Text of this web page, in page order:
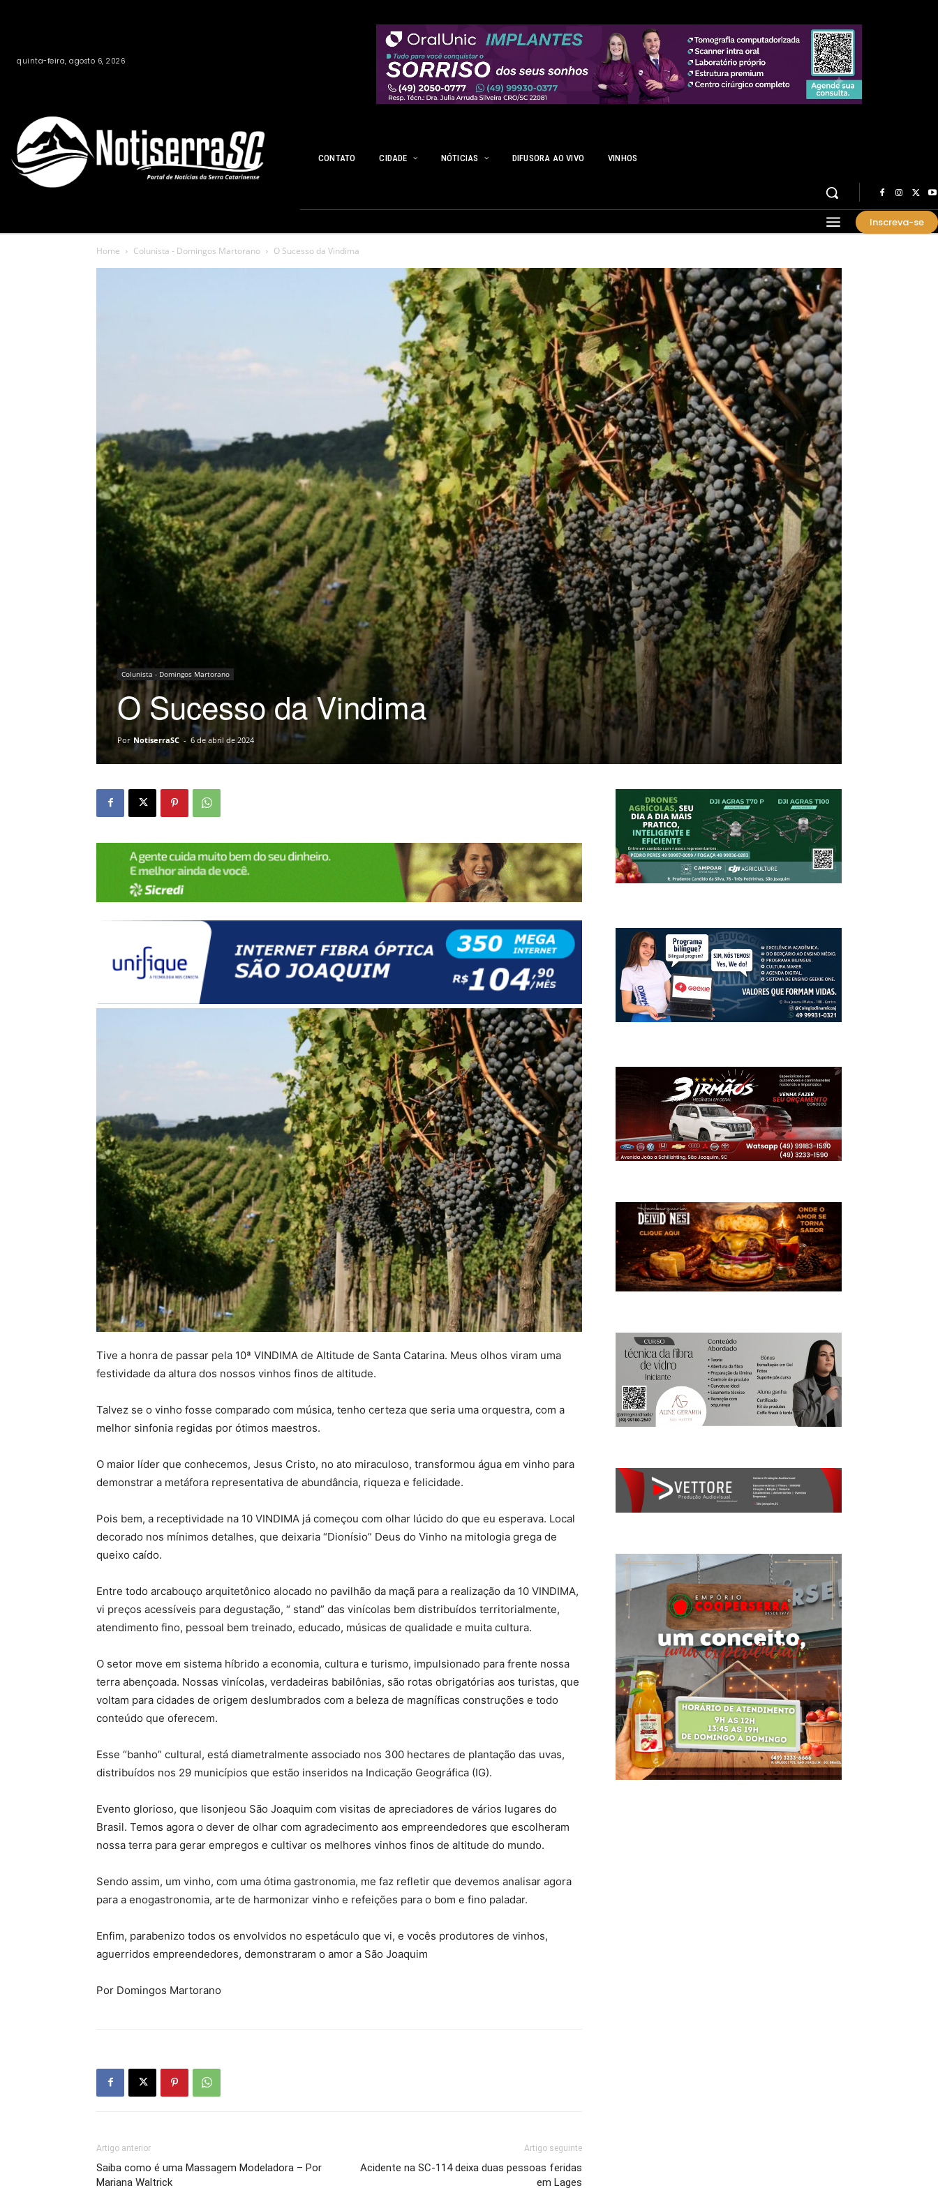
quinta-feira, agosto 6, 2026
CONTATO CIDADE NÓTICIAS DIFUSORA AO VIVO VINHOS
Inscreva-se
Home Colunista - Domingos Martorano O Sucesso da Vindima
Colunista - Domingos Martorano
O Sucesso da Vindima
Por NotiserraSC - 6 de abril de 2024
Tive a honra de passar pela 10ª VINDIMA de Altitude de Santa Catarina. Meus olhos viram uma
festividade da altura dos nossos vinhos finos de altitude.
Talvez se o vinho fosse comparado com música, tenho certeza que seria uma orquestra, com a
melhor sinfonia regidas por ótimos maestros.
O maior líder que conhecemos, Jesus Cristo, no ato miraculoso, transformou água em vinho para
demonstrar a metáfora representativa de abundância, riqueza e felicidade.
Pois bem, a receptividade na 10 VINDIMA já começou com olhar lúcido do que eu esperava. Local
decorado nos mínimos detalhes, que deixaria “Dionísio” Deus do Vinho na mitologia grega de
queixo caído.
Entre todo arcabouço arquitetônico alocado no pavilhão da maçã para a realização da 10 VINDIMA,
vi preços acessíveis para degustação, “ stand” das vinícolas bem distribuídos territorialmente,
atendimento fino, pessoal bem treinado, educado, músicas de qualidade e muita cultura.
O setor move em sistema híbrido a economia, cultura e turismo, impulsionado para frente nossa
terra abençoada. Nossas vinícolas, verdadeiras babilônias, são rotas obrigatórias aos turistas, que
voltam para cidades de origem deslumbrados com a beleza de magníficas construções e todo
conteúdo que oferecem.
Esse “banho” cultural, está diametralmente associado nos 300 hectares de plantação das uvas,
distribuídos nos 29 municípios que estão inseridos na Indicação Geográfica (IG).
Evento glorioso, que lisonjeou São Joaquim com visitas de apreciadores de vários lugares do
Brasil. Temos agora o dever de olhar com agradecimento aos empreendedores que escolheram
nossa terra para gerar empregos e cultivar os melhores vinhos finos de altitude do mundo.
Sendo assim, um vinho, com uma ótima gastronomia, me faz refletir que devemos analisar agora
para a enogastronomia, arte de harmonizar vinho e refeições para o bom e fino paladar.
Enfim, parabenizo todos os envolvidos no espetáculo que vi, e vocês produtores de vinhos,
aguerridos empreendedores, demonstraram o amor a São Joaquim
Por Domingos Martorano
Artigo anterior
Saiba como é uma Massagem Modeladora – Por
Mariana Waltrick
Artigo seguinte
Acidente na SC-114 deixa duas pessoas feridas
em Lages